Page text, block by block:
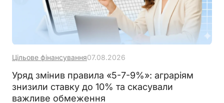
Цільове фінансування07.08.2026
Уряд змінив правила «5-7-9%»: аграріям
знизили ставку до 10% та скасували
важливе обмеження